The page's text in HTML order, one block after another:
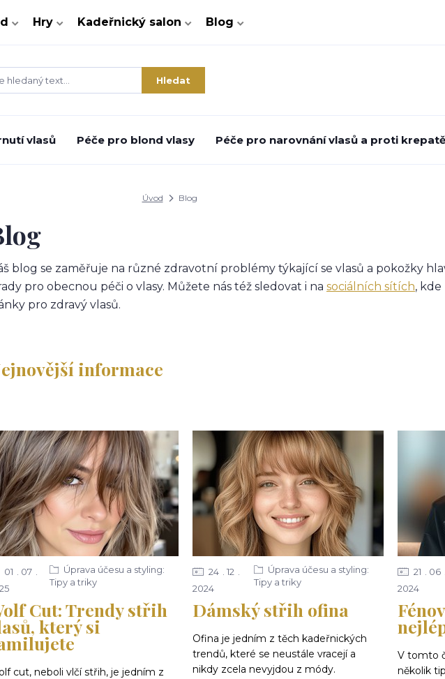
Hry Kadeřnický salon Blog
Hledat
vlasů Péče pro blond vlasy Péče pro narovnání vlasů a proti
Úvod Blog
blog se zaměřuje na různé zdravotní problémy týkající se vlasů a pokožky
pro obecnou péči o vlasy. Můžete nás též sledovat i na sociálních sítích,
pro zdravý vlasů.
informace
Cut: Trendy střih
který si
01
07
Úprava účesu a styling:
Tipy a triky
cut, neboli vlčí střih, je jedním z
Dámský střih ofina
24
12
2024
Úprava účesu a styling:
Tipy a triky
Ofina je jedním z těch kadeřnických
trendů, které se neustále vracejí a
nikdy zcela nevyjdou z módy.
21
06
2024
V tomto
několik